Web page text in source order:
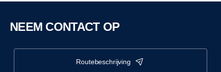
NEEM CONTACT OP
routebeschrijving